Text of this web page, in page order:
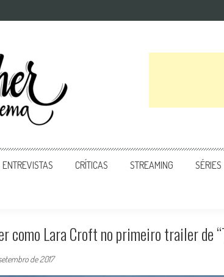
ENTREVISTAS CRÍTICAS STREAMING SÉRIES
como Lara Croft no primeiro trailer de
de 2017